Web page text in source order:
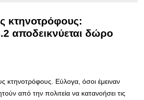
κτηνοτρόφους:
αποδεικνύεται δώρο
Εύλογα, όσοι έμειναν
από την πολιτεία να κατανοήσει τις